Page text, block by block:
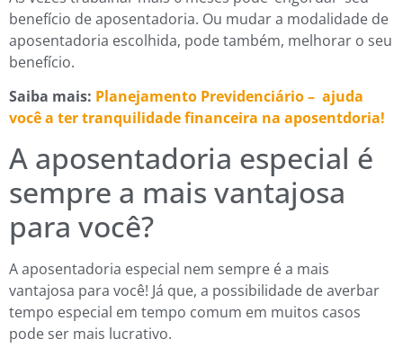
benefício de aposentadoria. Ou mudar a modalidade de
aposentadoria escolhida, pode também, melhorar o seu
benefício.
Saiba mais: Planejamento Previdenciário – ajuda
você a ter tranquilidade financeira na aposentdoria!
A aposentadoria especial é
sempre a mais vantajosa
para você?
A aposentadoria especial nem sempre é a mais
vantajosa para você! Já que, a possibilidade de averbar
tempo especial em tempo comum em muitos casos
pode ser mais lucrativo.